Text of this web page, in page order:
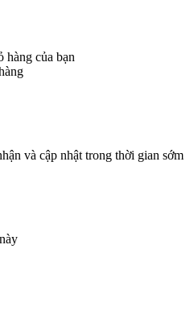
hàng của bạn
và cập nhật trong thời gian sớm